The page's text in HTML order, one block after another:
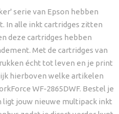
serie van Epson hebben
In alle inkt cartridges zitten
deze cartridges hebben
Met de cartridges van
écht tot leven en je print
hierboven welke artikelen
WF-2865DWF. Bestel je
ligt jouw nieuwe multipack inkt